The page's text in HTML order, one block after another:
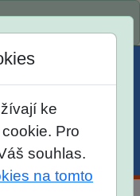
Košík
ke
Pro
souhlas.
na tomto